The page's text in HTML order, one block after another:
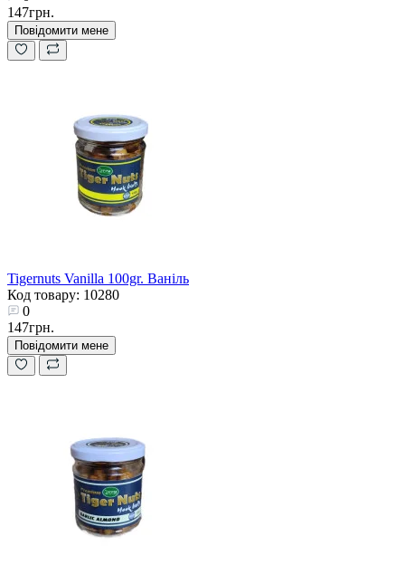
147грн.
Повідомити мене
Tigernuts Vanilla 100gr. Ваніль
Код товару: 10280
0
147грн.
Повідомити мене